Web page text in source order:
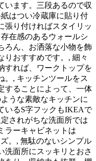
います。三段あるので収
はつい冷蔵庫に貼り付
張り付ければスタイリッ
在感のあるウォールシ
ろん、お洒落な小物を飾
りおすすめです。, 細々
すれば、ワークトップを
。, キッチンツールをス
することによって、一体
うな素敵なキッチンに
いるS字フックもIKEAで
されがちな洗面所では
ラーキャビネットは
。, 無駄のないシンプル
洗面所にスッキリとおさ